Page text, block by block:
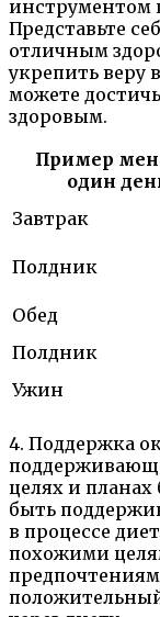
инструментом
Представьте
отличным
укрепить веру
можете
здоровым.
Пример
один
Завтрак
Полдник
Обед
Полдник
Ужин
4. Поддержка
целях и
быть
в процессе
похожими